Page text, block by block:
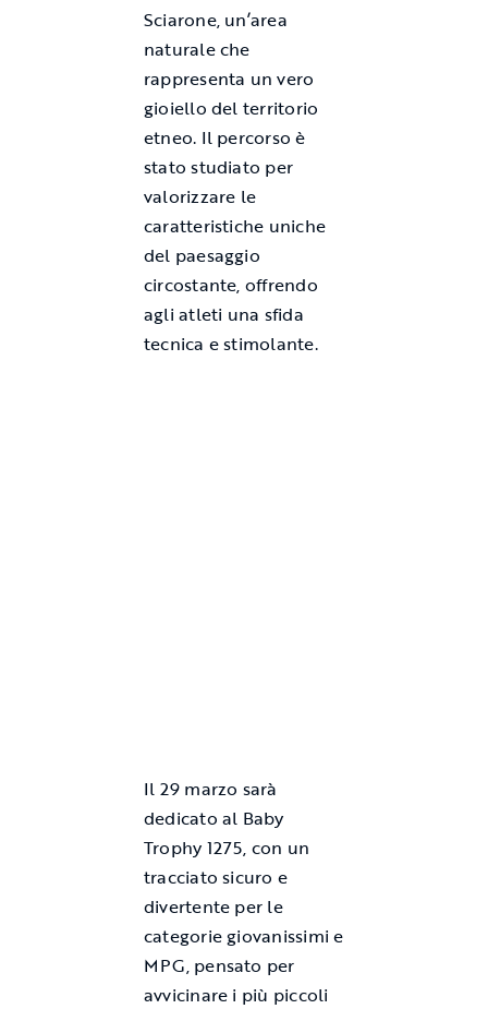
Sciarone, un’area
naturale che
rappresenta un vero
gioiello del territorio
etneo. Il percorso è
stato studiato per
valorizzare le
caratteristiche uniche
del paesaggio
circostante, offrendo
agli atleti una sfida
tecnica e stimolante.
Il 29 marzo sarà
dedicato al Baby
Trophy 1275, con un
tracciato sicuro e
divertente per le
categorie giovanissimi e
MPG, pensato per
avvicinare i più piccoli